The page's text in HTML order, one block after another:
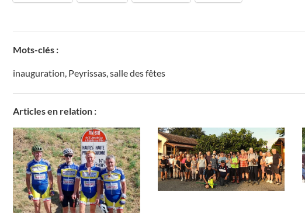
Mots-clés :
inauguration Peyrissas salle des fêtes
Articles en relation :